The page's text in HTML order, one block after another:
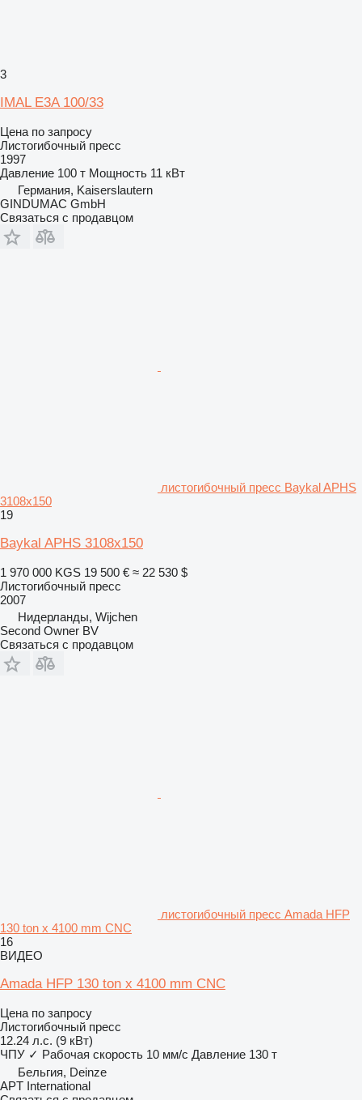
3
IMAL E3A 100/33
Цена по запросу
Листогибочный пресс
1997
Давление 100 т Мощность 11 кВт
Германия, Kaiserslautern
GINDUMAC GmbH
Связаться с продавцом
листогибочный пресс Baykal APHS
3108x150
19
Baykal APHS 3108x150
1 970 000 KGS 19 500 € ≈ 22 530 $
Листогибочный пресс
2007
Нидерланды, Wijchen
Second Owner BV
Связаться с продавцом
листогибочный пресс Amada HFP
130 ton x 4100 mm CNC
16
ВИДЕО
Amada HFP 130 ton x 4100 mm CNC
Цена по запросу
Листогибочный пресс
12.24 л.с. (9 кВт)
ЧПУ ✓ Рабочая скорость 10 мм/с Давление 130 т
Бельгия, Deinze
APT International